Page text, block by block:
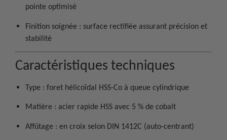
pointe optimisé
Finition soignée : surface rectifiée assurant précision et
stabilité
Caractéristiques techniques
Type : foret hélicoïdal HSS-Co à queue cylindrique
Matière : acier rapide HSS avec 5 % de cobalt
Affûtage : en croix selon DIN 1412C (auto-centrant)